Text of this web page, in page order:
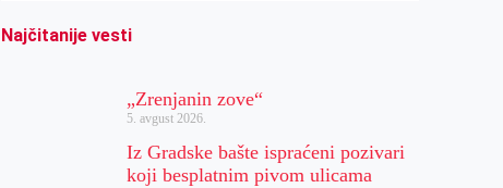
Najčitanije vesti
„Zrenjanin zove“
5. avgust 2026.
Iz Gradske bašte ispraćeni pozivari
koji besplatnim pivom ulicama